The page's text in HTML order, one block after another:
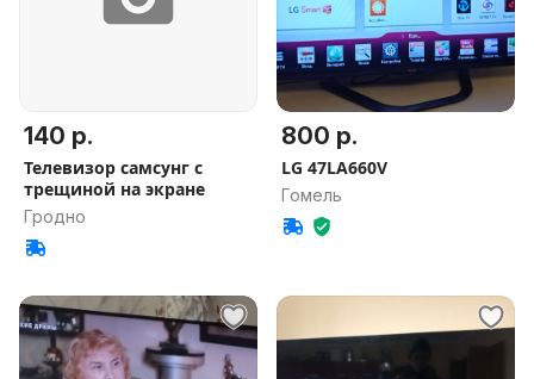
140 р.
Телевизор самсунг с
трещиной на экране
Гродно
800 р.
LG 47LA660V
Гомель